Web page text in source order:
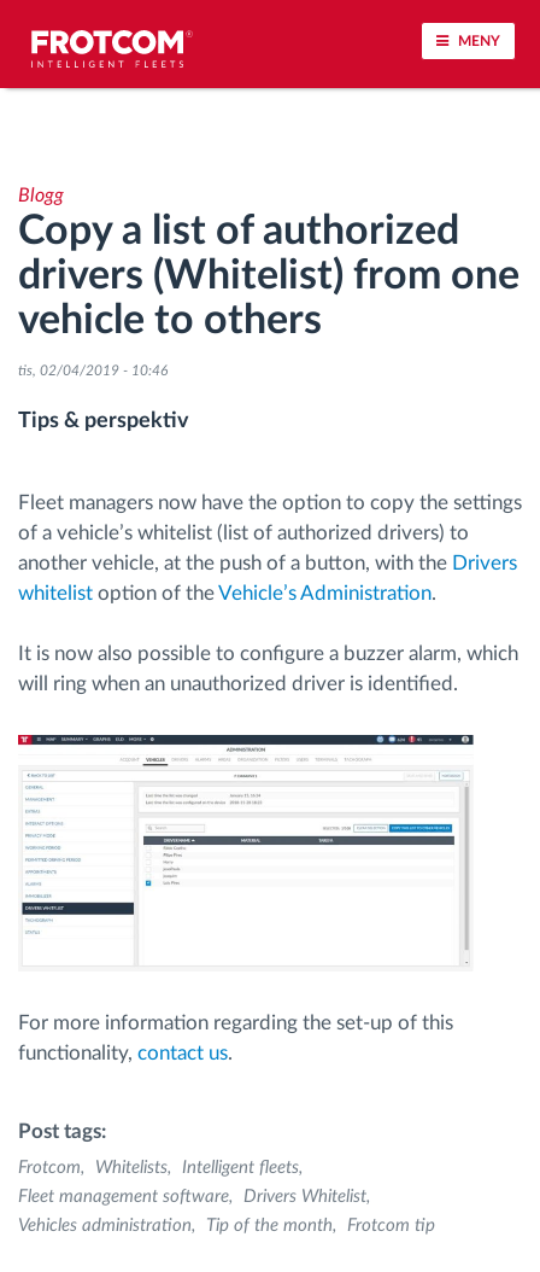
MENY
Körbeteende analys
Körtidsövervakning
Workforce management
Bränslehantering
Ruttplanering och övervakning
Automatisk förare identifiering
Upptäck alla funktioner
Vi löser varje flottas verksamhetsbehov
Blogg
Copy a list of authorized
drivers (Whitelist) from one
vehicle to others
tis, 02/04/2019 - 10:46
Tips & perspektiv
Fleet managers now have the option to copy the settings
of a vehicle’s whitelist (list of authorized drivers) to
another vehicle, at the push of a button, with the Drivers
whitelist option of theVehicle’s Administration.
It is now also possible to configure a buzzer alarm, which
will ring when an unauthorized driver is identified.
For more information regarding the set-up of this
functionality, contact us.
Post tags:
Frotcom Whitelists
Intelligent fleets
Fleet management software
Drivers Whitelist
Vehicles administration
Tip of the month Frotcom tip